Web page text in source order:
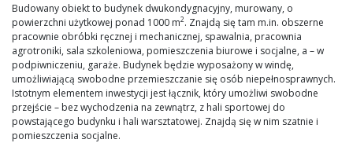
Budowany obiekt to budynek dwukondygnacyjny, murowany, o
powierzchni użytkowej ponad 1000 m2. Znajdą się tam m.in. obszerne
pracownie obróbki ręcznej i mechanicznej, spawalnia, pracownia
agrotroniki, sala szkoleniowa, pomieszczenia biurowe i socjalne, a – w
podpiwniczeniu, garaże. Budynek będzie wyposażony w windę,
umożliwiającą swobodne przemieszczanie się osób niepełnosprawnych.
Istotnym elementem inwestycji jest łącznik, który umożliwi swobodne
przejście – bez wychodzenia na zewnątrz, z hali sportowej do
powstającego budynku i hali warsztatowej. Znajdą się w nim szatnie i
pomieszczenia socjalne.